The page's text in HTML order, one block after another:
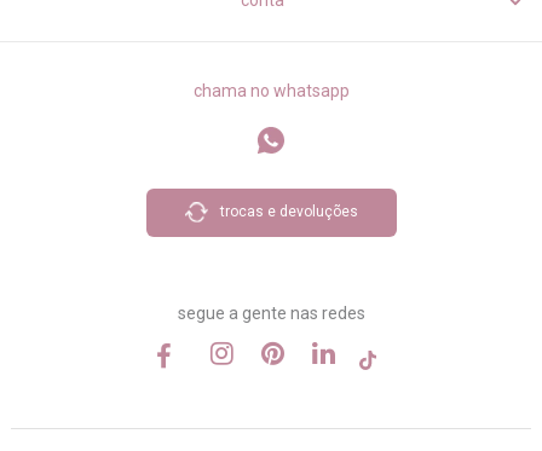
chama no whatsapp
trocas e devoluções
segue a gente nas redes